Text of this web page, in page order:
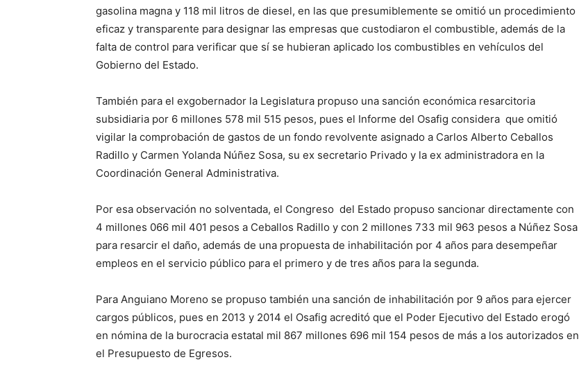
gasolina magna y 118 mil litros de diesel, en las que presumiblemente se omitió un procedimiento
eficaz y transparente para designar las empresas que custodiaron el combustible, además de la
falta de control para verificar que sí se hubieran aplicado los combustibles en vehículos del
Gobierno del Estado.
También para el exgobernador la Legislatura propuso una sanción económica resarcitoria
subsidiaria por 6 millones 578 mil 515 pesos, pues el Informe del Osafig considera que omitió
vigilar la comprobación de gastos de un fondo revolvente asignado a Carlos Alberto Ceballos
Radillo y Carmen Yolanda Núñez Sosa, su ex secretario Privado y la ex administradora en la
Coordinación General Administrativa.
Por esa observación no solventada, el Congreso del Estado propuso sancionar directamente con
4 millones 066 mil 401 pesos a Ceballos Radillo y con 2 millones 733 mil 963 pesos a Núñez Sosa
para resarcir el daño, además de una propuesta de inhabilitación por 4 años para desempeñar
empleos en el servicio público para el primero y de tres años para la segunda.
Para Anguiano Moreno se propuso también una sanción de inhabilitación por 9 años para ejercer
cargos públicos, pues en 2013 y 2014 el Osafig acreditó que el Poder Ejecutivo del Estado erogó
en nómina de la burocracia estatal mil 867 millones 696 mil 154 pesos de más a los autorizados en
el Presupuesto de Egresos.